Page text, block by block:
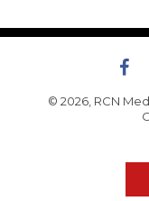
© 2026, RCN